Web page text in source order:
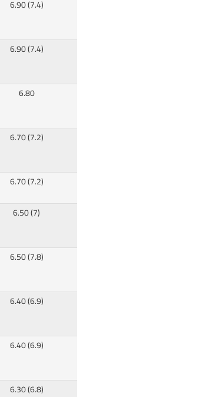
6.90 (7.4)
6.90 (7.4)
6.80
6.70 (7.2)
6.70 (7.2)
6.50 (7)
6.50 (7.8)
6.40 (6.9)
6.40 (6.9)
6.30 (6.8)